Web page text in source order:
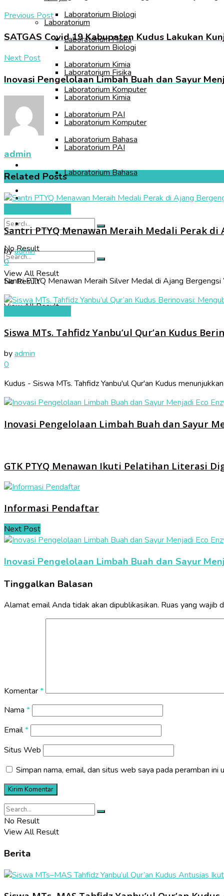
Laboratorium Biologi
Laboratorium Fisika
Laboratorium Kimia
Laboratorium Komputer
Laboratorium PAI
Laboratorium Bahasa
No Result
View All Result
Laboratorium
Laboratorium Biologi
Laboratorium Fisika
Laboratorium Kimia
Laboratorium Komputer
Laboratorium PAI
Laboratorium Bahasa
Galeri
Kontak Kami
No Result
View All Result
Previous Post
SATGAS Covid 19 Kabupaten Kudus Lakukan
Next Post
Inovasi Pengelolaan Limbah Buah dan Sayur
admin
Related Posts
Santri PTYQ Menawan Meraih Medali Perak
byadmin
0
Santri PTYQ Menawan Meraih Silver Medal di Ajang
Siswa MTs. Tahfidz Yanbu’ul Qur’an Kudus
byadmin
0
Kudus - Siswa MTs. Tahfidz Yanbu'ul Qur'an Kudus
Inovasi Pengelolaan Limbah Buah dan Sayur
GTK PTYQ Menawan Ikuti Pelatihan Literasi
Informasi Pendaftar
Next Post
Inovasi Pengelolaan Limbah Buah dan Sayur
Tinggalkan Balasan
Alamat email Anda tidak akan dipublikasikan. Ruas yang wajib
Komentar*
Nama *
Email*
Situs Web
Simpan nama, email, dan situs web saya pada peramban
No Result
View All Result
Berita